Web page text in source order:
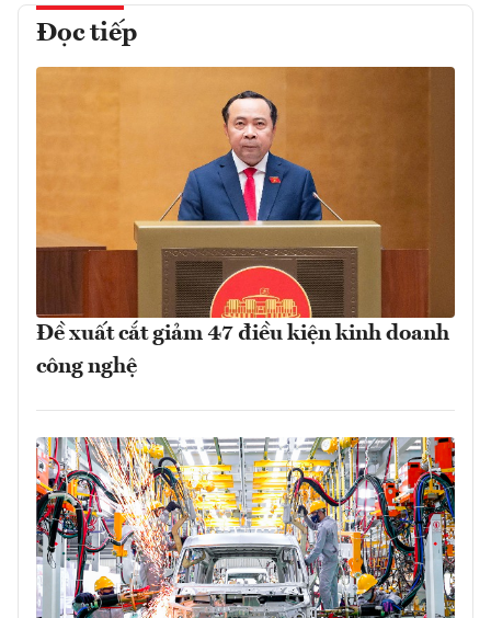
Đọc tiếp
Đề xuất cắt giảm 47 điều kiện kinh doanh
công nghệ